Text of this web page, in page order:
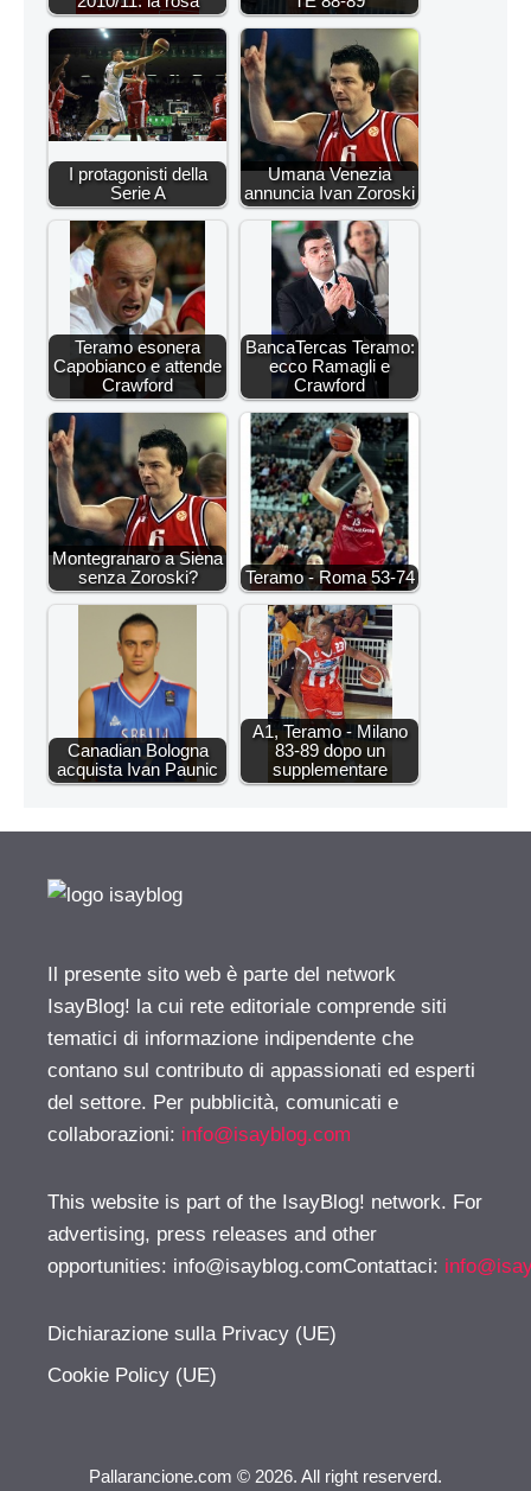
I protagonisti della
Serie A
Umana Venezia
annuncia Ivan Zoroski
Teramo esonera
Capobianco e attende
Crawford
BancaTercas Teramo:
ecco Ramagli e
Crawford
Montegranaro a Siena
senza Zoroski?
Teramo - Roma 53-74
Canadian Bologna
acquista Ivan Paunic
A1, Teramo - Milano
83-89 dopo un
supplementare
Il presente sito web è parte del network
IsayBlog! la cui rete editoriale comprende siti
tematici di informazione indipendente che
contano sul contributo di appassionati ed esperti
del settore. Per pubblicità, comunicati e
collaborazioni: info@isayblog.com
This website is part of the IsayBlog! network. For
advertising, press releases and other
opportunities: info@isayblog.comContattaci:
Dichiarazione sulla Privacy (UE)
Cookie Policy (UE)
Pallarancione.com © 2026. All right reserverd.